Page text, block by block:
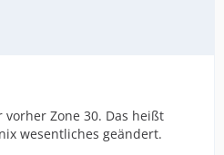
vorher Zone 30. Das heißt
wesentliches geändert.